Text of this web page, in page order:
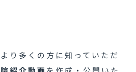
り多くの方に知っていただ